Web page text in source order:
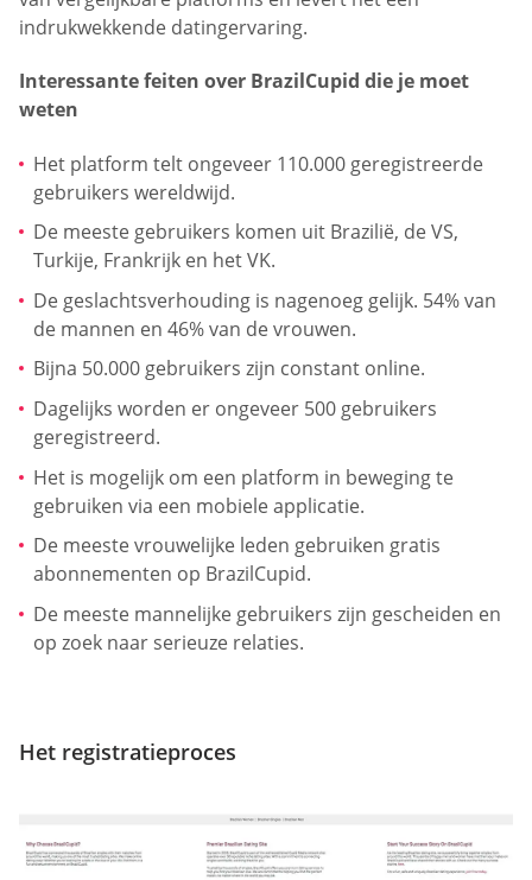
indrukwekkende datingervaring.
Interessante feiten over BrazilCupid die je moet
weten
Het platform telt ongeveer 110.000 geregistreerde
gebruikers wereldwijd.
De meeste gebruikers komen uit Brazilië, de VS,
Turkije, Frankrijk en het VK.
De geslachtsverhouding is nagenoeg gelijk. 54% van
de mannen en 46% van de vrouwen.
Bijna 50.000 gebruikers zijn constant online.
Dagelijks worden er ongeveer 500 gebruikers
geregistreerd.
Het is mogelijk om een platform in beweging te
gebruiken via een mobiele applicatie.
De meeste vrouwelijke leden gebruiken gratis
abonnementen op BrazilCupid.
De meeste mannelijke gebruikers zijn gescheiden en
op zoek naar serieuze relaties.
Het registratieproces